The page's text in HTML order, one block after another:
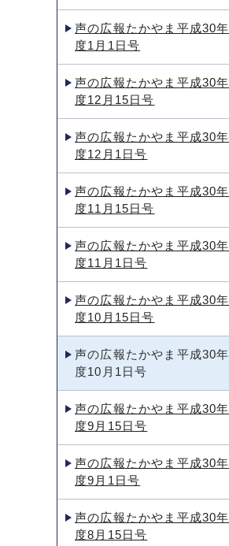
声の広報たかやま平成30年
度1月1日号
声の広報たかやま平成30年
度12月15日号
声の広報たかやま平成30年
度12月1日号
声の広報たかやま平成30年
度11月15日号
声の広報たかやま平成30年
度11月1日号
声の広報たかやま平成30年
度10月15日号
声の広報たかやま平成30年
度10月1日号
声の広報たかやま平成30年
度9月15日号
声の広報たかやま平成30年
度9月1日号
声の広報たかやま平成30年
度8月15日号